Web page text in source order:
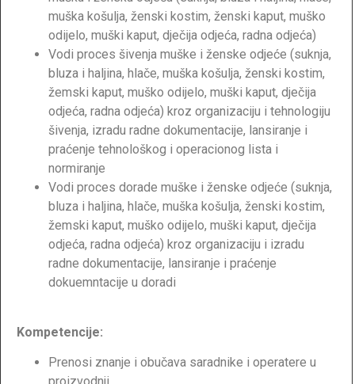
muška košulja, ženski kostim, ženski kaput, muško
odijelo, muški kaput, dječija odjeća, radna odjeća)
Vodi proces šivenja muške i ženske odjeće (suknja,
bluza i haljina, hlače, muška košulja, ženski kostim,
žemski kaput, muško odijelo, muški kaput, dječija
odjeća, radna odjeća) kroz organizaciju i tehnologiju
šivenja, izradu radne dokumentacije, lansiranje i
praćenje tehnološkog i operacionog lista i
normiranje
Vodi proces dorade muške i ženske odjeće (suknja,
bluza i haljina, hlače, muška košulja, ženski kostim,
žemski kaput, muško odijelo, muški kaput, dječija
odjeća, radna odjeća) kroz organizaciju i izradu
radne dokumentacije, lansiranje i praćenje
dokuemntacije u doradi
Kompetencije:
Prenosi znanje i obučava saradnike i operatere u